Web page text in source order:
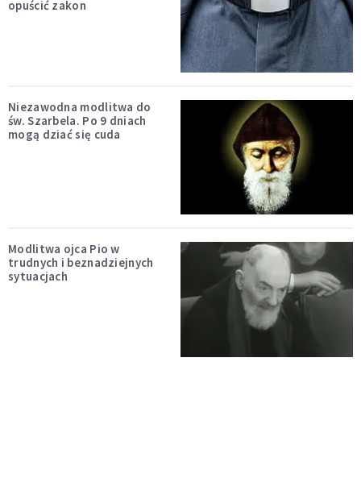
opuścić zakon
Niezawodna modlitwa do
św. Szarbela. Po 9 dniach
mogą dziać się cuda
Modlitwa ojca Pio w
trudnych i beznadziejnych
sytuacjach